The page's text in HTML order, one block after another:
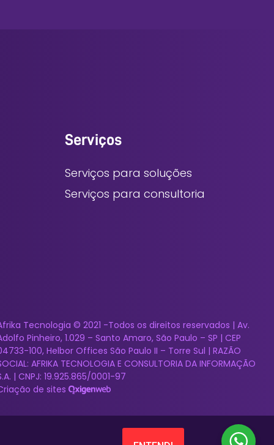
Serviços
Serviços para soluções
Serviços para consultoria
Tecnologia © 2021 -Todos os direitos reservados | Av.
Pinheiro, 1.029 – Santo Amaro, São Paulo – SP | CEP
100, Helbor Offices São Paulo II – Torre Sul | RAZÃO
AFRIKA TECNOLOGIA E CONSULTORIA DA INFORMAÇÃO
| CNPJ: 19.925.865/0001-97
de sites